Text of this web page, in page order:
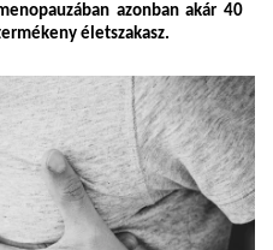
azonban akár 40
életszakasz.